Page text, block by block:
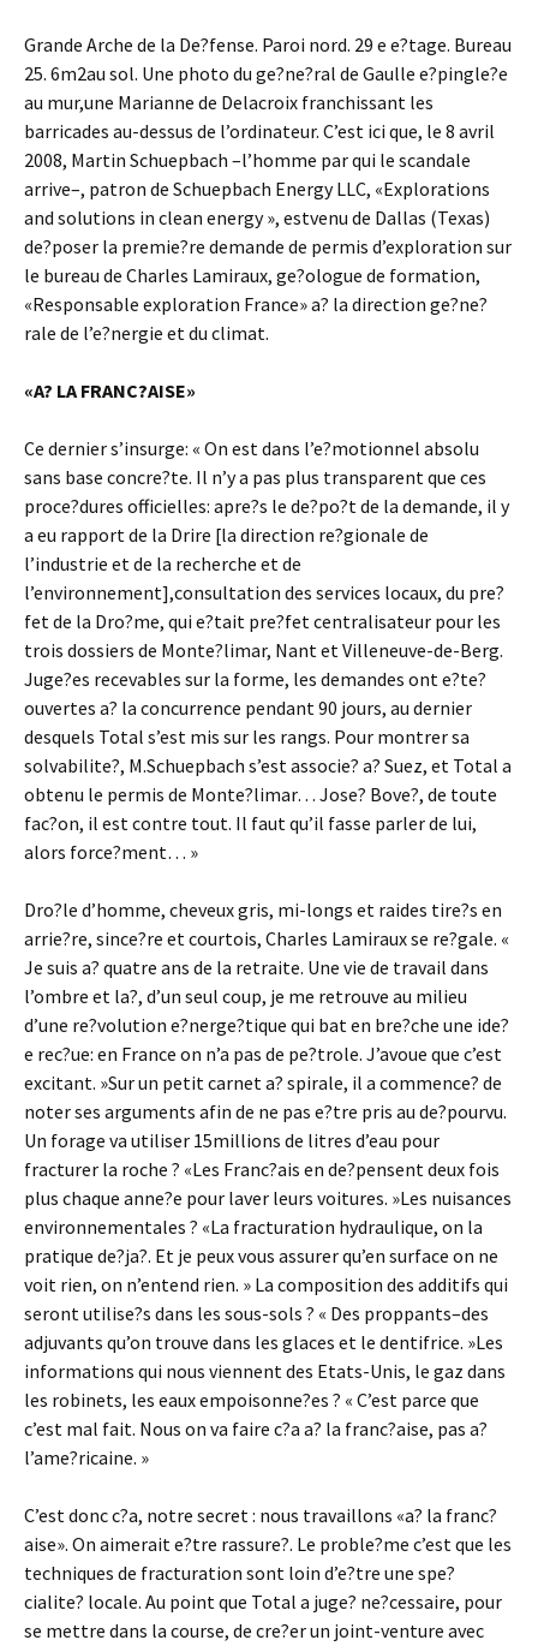
Grande Arche de la De?fense. Paroi nord. 29 e e?tage. Bureau
25. 6m2au sol. Une photo du ge?ne?ral de Gaulle e?pingle?e
au mur,une Marianne de Delacroix franchissant les
barricades au-dessus de l’ordinateur. C’est ici que, le 8 avril
2008, Martin Schuepbach –l’homme par qui le scandale
arrive–, patron de Schuepbach Energy LLC, «Explorations
and solutions in clean energy », estvenu de Dallas (Texas)
de?poser la premie?re demande de permis d’exploration sur
le bureau de Charles Lamiraux, ge?ologue de formation,
«Responsable exploration France» a? la direction ge?ne?
rale de l’e?nergie et du climat.
«A? LA FRANC?AISE»
Ce dernier s’insurge: « On est dans l’e?motionnel absolu
sans base concre?te. Il n’y a pas plus transparent que ces
proce?dures officielles: apre?s le de?po?t de la demande, il y
a eu rapport de la Drire [la direction re?gionale de
l’industrie et de la recherche et de
l’environnement],consultation des services locaux, du pre?
fet de la Dro?me, qui e?tait pre?fet centralisateur pour les
trois dossiers de Monte?limar, Nant et Villeneuve-de-Berg.
Juge?es recevables sur la forme, les demandes ont e?te?
ouvertes a? la concurrence pendant 90 jours, au dernier
desquels Total s’est mis sur les rangs. Pour montrer sa
solvabilite?, M.Schuepbach s’est associe? a? Suez, et Total a
obtenu le permis de Monte?limar… Jose? Bove?, de toute
fac?on, il est contre tout. Il faut qu’il fasse parler de lui,
alors force?ment… »
Dro?le d’homme, cheveux gris, mi-longs et raides tire?s en
arrie?re, since?re et courtois, Charles Lamiraux se re?gale. «
Je suis a? quatre ans de la retraite. Une vie de travail dans
l’ombre et la?, d’un seul coup, je me retrouve au milieu
d’une re?volution e?nerge?tique qui bat en bre?che une ide?
e rec?ue: en France on n’a pas de pe?trole. J’avoue que c’est
excitant. »Sur un petit carnet a? spirale, il a commence? de
noter ses arguments afin de ne pas e?tre pris au de?pourvu.
Un forage va utiliser 15millions de litres d’eau pour
fracturer la roche ? «Les Franc?ais en de?pensent deux fois
plus chaque anne?e pour laver leurs voitures. »Les nuisances
environnementales ? «La fracturation hydraulique, on la
pratique de?ja?. Et je peux vous assurer qu’en surface on ne
voit rien, on n’entend rien. » La composition des additifs qui
seront utilise?s dans les sous-sols ? « Des proppants–des
adjuvants qu’on trouve dans les glaces et le dentifrice. »Les
informations qui nous viennent des Etats-Unis, le gaz dans
les robinets, les eaux empoisonne?es ? « C’est parce que
c’est mal fait. Nous on va faire c?a a? la franc?aise, pas a?
l’ame?ricaine. »
C’est donc c?a, notre secret : nous travaillons «a? la franc?
aise». On aimerait e?tre rassure?. Le proble?me c’est que les
techniques de fracturation sont loin d’e?tre une spe?
cialite? locale. Au point que Total a juge? ne?cessaire, pour
se mettre dans la course, de cre?er un joint-venture avec